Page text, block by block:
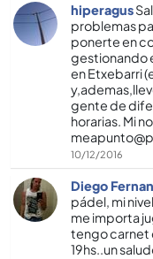
hiperagus
problemas
ponerte en
gestionando
en Etxebarri
gente de
horarias. Mi
10/12/2016
Diego
pádel, mi
me importa
tengo carnet
19hs..un